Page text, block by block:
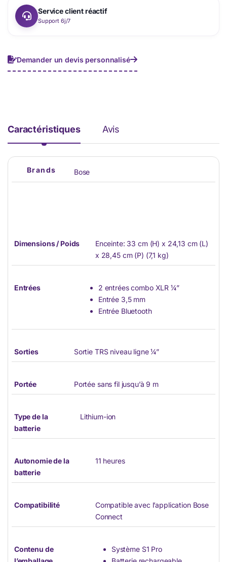
Service client réactif
Support 6j/7
Demander un devis personnalisé
Caractéristiques Avis
Brands Bose
Dimensions / Poids
Enceinte: 33 cm (H) x 24,13 cm (L)
x 28,45 cm (P) (7,1 kg)
Entrées
2 entrées combo XLR ¼”
Entrée 3,5 mm
Entrée Bluetooth
Sorties Sortie TRS niveau ligne ¼”
Portée Portée sans fil jusqu’à 9 m
Type de la
batterie
Lithium-ion
Autonomie de la
batterie
11 heures
Compatibilité
Compatible avec l’application Bose
Connect
Contenu de
Système S1 Pro